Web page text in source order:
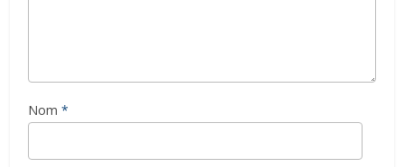
Nom *